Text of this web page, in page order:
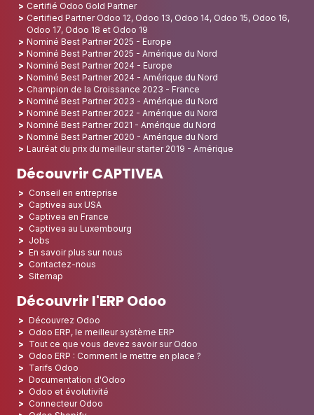
Certifié Odoo Gold Partner
Certified Partner Odoo 12, Odoo 13, Odoo 14, Odoo 15, Odoo 16,
Odoo 17, Odoo 18 et Odoo 19
Nominé Best Partner 2025 - Europe
Nominé Best Partner 2025 - Amérique du Nord
Nominé Best Partner 2024 - Europe
Nominé Best Partner 2024 - Amérique du Nord
Champion de la Croissance 2023 - France
Nominé Best Partner 2023 - Amérique du Nord
Nominé Best Partner 2022 - Amérique du Nord
Nominé Best Partner 2021 - Amérique du Nord
Nominé Best Partner 2020 - Amérique du Nord
Lauréat du prix du meilleur starter 2019 - Amérique
Découvrir CAPTIVEA
Conseil en entreprise
Captivea aux USA
Captivea en France
Captivea au Luxembourg
Jobs
En savoir plus sur nous
Contactez-nous
Sitemap
Découvrir l'ERP Odoo
Découvrez Odoo
Odoo ERP, le meilleur système ERP
Tout ce que vous devez savoir sur Odoo
Odoo ERP : Comment le mettre en place ?
Tarifs Odoo
Documentation d'Odoo
Odoo et évolutivité
Connecteur Odoo